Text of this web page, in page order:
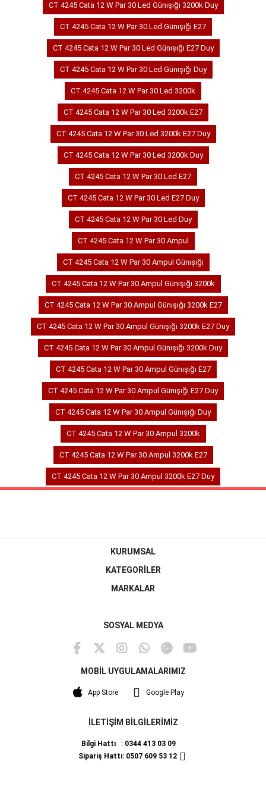
CT 4245 Cata 12 W Par 30 Led Günışığı 3200k Duy
CT 4245 Cata 12 W Par 30 Led Günışığı E27
CT 4245 Cata 12 W Par 30 Led Günışığı E27 Duy
CT 4245 Cata 12 W Par 30 Led Günışığı Duy
CT 4245 Cata 12 W Par 30 Led 3200k
CT 4245 Cata 12 W Par 30 Led 3200k E27
CT 4245 Cata 12 W Par 30 Led 3200k E27 Duy
CT 4245 Cata 12 W Par 30 Led 3200k Duy
CT 4245 Cata 12 W Par 30 Led E27
CT 4245 Cata 12 W Par 30 Led E27 Duy
CT 4245 Cata 12 W Par 30 Led Duy
CT 4245 Cata 12 W Par 30 Ampul
CT 4245 Cata 12 W Par 30 Ampul Günışığı
CT 4245 Cata 12 W Par 30 Ampul Günışığı 3200k
CT 4245 Cata 12 W Par 30 Ampul Günışığı 3200k E27
CT 4245 Cata 12 W Par 30 Ampul Günışığı 3200k E27 Duy
CT 4245 Cata 12 W Par 30 Ampul Günışığı 3200k Duy
CT 4245 Cata 12 W Par 30 Ampul Günışığı E27
CT 4245 Cata 12 W Par 30 Ampul Günışığı E27 Duy
CT 4245 Cata 12 W Par 30 Ampul Günışığı Duy
CT 4245 Cata 12 W Par 30 Ampul 3200k
CT 4245 Cata 12 W Par 30 Ampul 3200k E27
CT 4245 Cata 12 W Par 30 Ampul 3200k E27 Duy
KURUMSAL
KATEGORİLER
MARKALAR
SOSYAL MEDYA
MOBİL UYGULAMALARIMIZ
App Store Google Play
İLETİŞİM BİLGİLERİMİZ
Bilgi Hattı : 0344 413 03 09
Sipariş Hattı: 0507 609 53 12